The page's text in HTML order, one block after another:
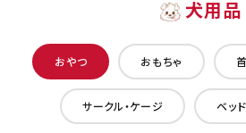
犬用品
おやつ おもちゃ
サークル・ケージ ベッ